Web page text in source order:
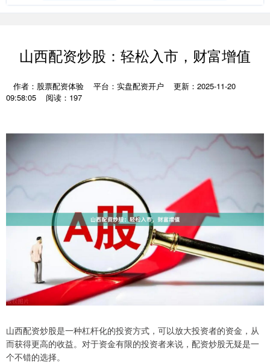
山西配资炒股：轻松入市，财富增值
作者：股票配资体验 平台：实盘配资开户
更新：2025-11-20
09:58:05
阅读：197
山西配资炒股是一种杠杆化的投资方式，可以放大投资者的资金，从
而获得更高的收益。对于资金有限的投资者来说，配资炒股无疑是一
个不错的选择。